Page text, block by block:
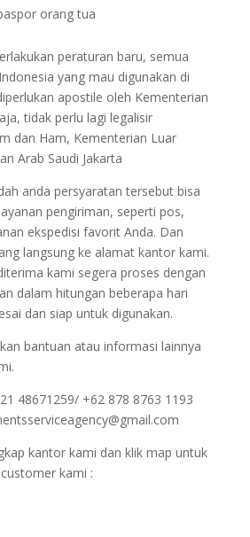
orang tua
peraturan baru, semua
yang mau digunakan di
apostile oleh Kementerian
tidak perlu lagi legalisir
dan Ham, Kementerian Luar
Arab Saudi Jakarta
anda persyaratan tersebut bisa
pengiriman, seperti pos,
ekspedisi favorit Anda. Dan
langsung ke alamat kantor kami.
kami segera proses dengan
dalam hitungan beberapa hari
dan siap untuk digunakan.
bantuan atau informasi lainnya
48671259/ +62 878 8763 1193
kantor kami dan klik map untuk
kami :